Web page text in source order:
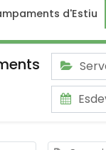
d'Estiu